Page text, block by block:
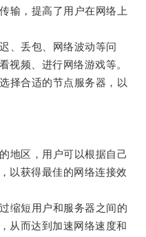
，提高了用户在网络上
丢包、网络波动等问
视频、进行网络游戏等。
合适的节点服务器，以
区，用户可以根据自己
以获得最佳的网络连接效
短用户和服务器之间的
从而达到加速网络速度和